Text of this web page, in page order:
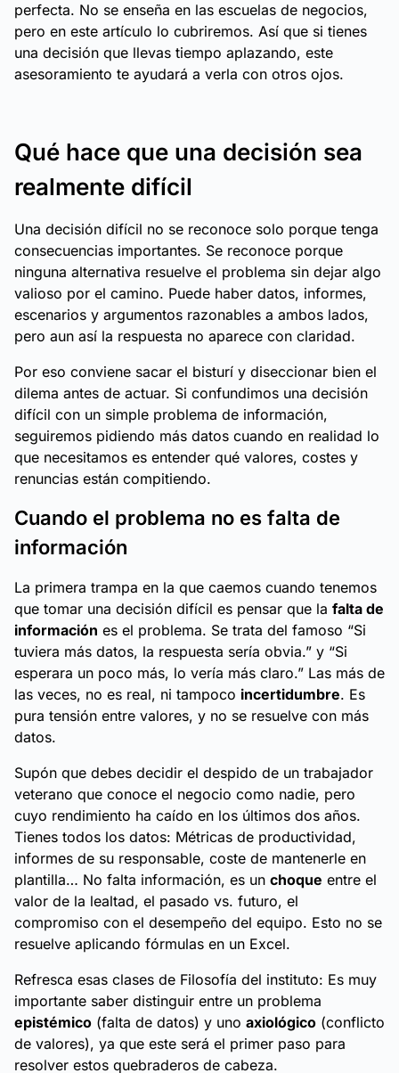
perfecta. No se enseña en las escuelas de negocios,
pero en este artículo lo cubriremos. Así que si tienes
una decisión que llevas tiempo aplazando, este
asesoramiento te ayudará a verla con otros ojos.
Qué hace que una decisión sea
realmente difícil
Una decisión difícil no se reconoce solo porque tenga
consecuencias importantes. Se reconoce porque
ninguna alternativa resuelve el problema sin dejar algo
valioso por el camino. Puede haber datos, informes,
escenarios y argumentos razonables a ambos lados,
pero aun así la respuesta no aparece con claridad.
Por eso conviene sacar el bisturí y diseccionar bien el
dilema antes de actuar. Si confundimos una decisión
difícil con un simple problema de información,
seguiremos pidiendo más datos cuando en realidad lo
que necesitamos es entender qué valores, costes y
renuncias están compitiendo.
Cuando el problema no es falta de
información
La primera trampa en la que caemos cuando tenemos
que tomar una decisión difícil es pensar que la falta de
información es el problema. Se trata del famoso “Si
tuviera más datos, la respuesta sería obvia.” y “Si
esperara un poco más, lo vería más claro.” Las más de
las veces, no es real, ni tampoco incertidumbre. Es
pura tensión entre valores, y no se resuelve con más
datos.
Supón que debes decidir el despido de un trabajador
veterano que conoce el negocio como nadie, pero
cuyo rendimiento ha caído en los últimos dos años.
Tienes todos los datos: Métricas de productividad,
informes de su responsable, coste de mantenerle en
plantilla… No falta información, es un choque entre el
valor de la lealtad, el pasado vs. futuro, el
compromiso con el desempeño del equipo. Esto no se
resuelve aplicando fórmulas en un Excel.
Refresca esas clases de Filosofía del instituto: Es muy
importante saber distinguir entre un problema
epistémico (falta de datos) y uno axiológico (conflicto
de valores), ya que este será el primer paso para
resolver estos quebraderos de cabeza.